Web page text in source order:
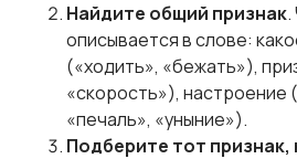
Найдите общий признак
описывается в слове:
(«ходить», «бежать»),
«скорость»), настроение
«печаль», «уныние»).
Подберите тот